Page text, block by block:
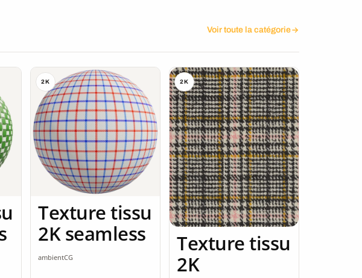
Voir toute la catégorie
2K
Texture tissu
2K seamless
ambientCG
2K
Texture tissu
2K